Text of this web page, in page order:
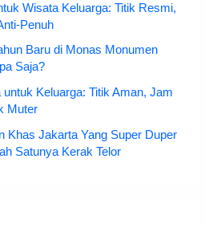
Wisata Keluarga: Titik Resmi,
Penuh
Baru di Monas Monumen
Saja?
Keluarga: Titik Aman, Jam
Muter
Khas Jakarta Yang Super Duper
Satunya Kerak Telor